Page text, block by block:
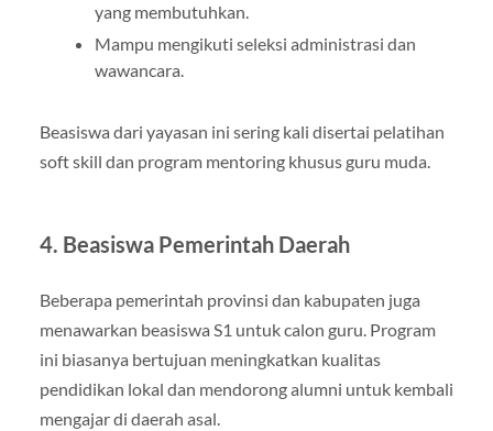
yang membutuhkan.
Mampu mengikuti seleksi administrasi dan
wawancara.
Beasiswa dari yayasan ini sering kali disertai pelatihan
soft skill dan program mentoring khusus guru muda.
4. Beasiswa Pemerintah Daerah
Beberapa pemerintah provinsi dan kabupaten juga
menawarkan beasiswa S1 untuk calon guru. Program
ini biasanya bertujuan meningkatkan kualitas
pendidikan lokal dan mendorong alumni untuk kembali
mengajar di daerah asal.